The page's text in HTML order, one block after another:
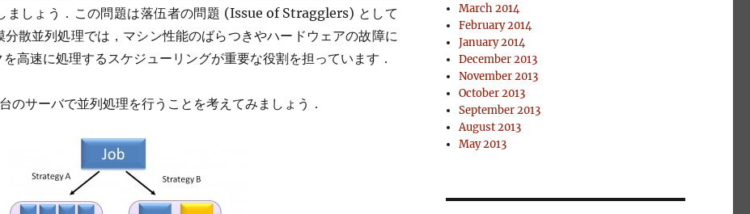
ましょう．この問題は落伍者の問題 (Issue of Stragglers) として
散並列処理では，マシン性能のばらつきやハードウェアの故障に
高速に処理するスケジューリングが重要な役割を担っています．
のサーバで並列処理を行うことを考えてみましょう．
March 2014
February 2014
January 2014
December 2013
November 2013
October 2013
September 2013
August 2013
May 2013